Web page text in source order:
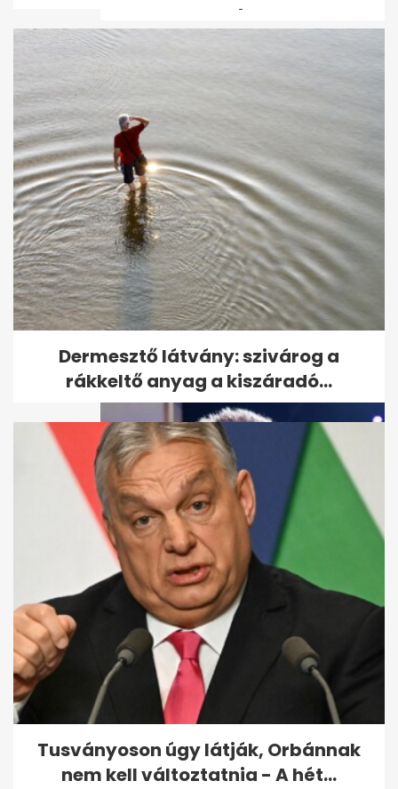
Baka András: Kétharmaddal
sem lehet mindent
megcsinálni
Sebestyén Balázs a fiával
zenélt DJ Oti koncertjén, videó
is van
Dermesztő látvány: szivárog a
rákkeltő anyag a kiszáradó...
Tusványoson úgy látják, Orbánnak
nem kell változtatnia - A hét...